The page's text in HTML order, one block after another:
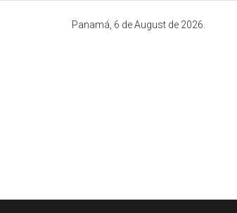
Panamá, 6 de August de 2026.